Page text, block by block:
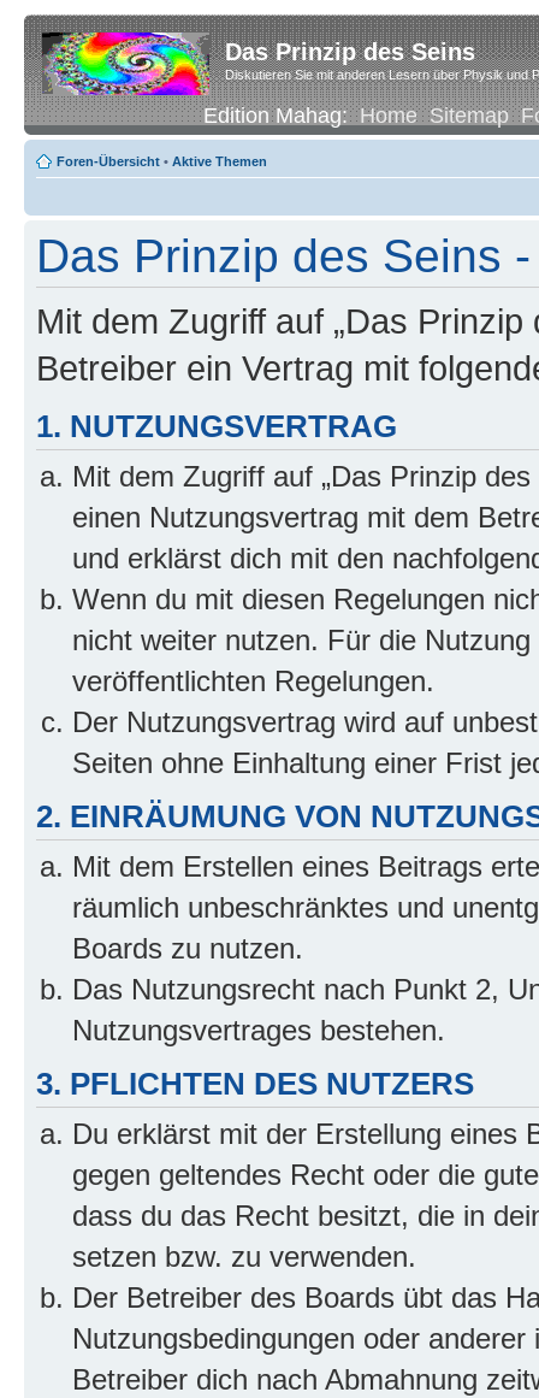
Das Prinzip des Seins
Diskutieren Sie mit anderen Lesern über Physik und
Edition Mahag:Home Sitemap
Foren-Übersicht • Aktive Themen
Das Prinzip des Seins
Mit dem Zugriff auf „Das
Betreiber ein Vertrag mit
1. NUTZUNGSVERTRAG
Mit dem Zugriff auf „Das Prinzip
einen Nutzungsvertrag mit dem
und erklärst dich mit den
Wenn du mit diesen Regelungen
nicht weiter nutzen. Für die
veröffentlichten Regelungen.
Der Nutzungsvertrag wird auf
Seiten ohne Einhaltung einer Frist
2. EINRÄUMUNG VON
Mit dem Erstellen eines Beitrags
räumlich unbeschränktes und
Boards zu nutzen.
Das Nutzungsrecht nach Punkt 2,
Nutzungsvertrages bestehen.
3. PFLICHTEN DES NUTZERS
Du erklärst mit der Erstellung eines
gegen geltendes Recht oder die
dass du das Recht besitzt, die in
setzen bzw. zu verwenden.
Der Betreiber des Boards übt das
Nutzungsbedingungen oder
Betreiber dich nach Abmahnung